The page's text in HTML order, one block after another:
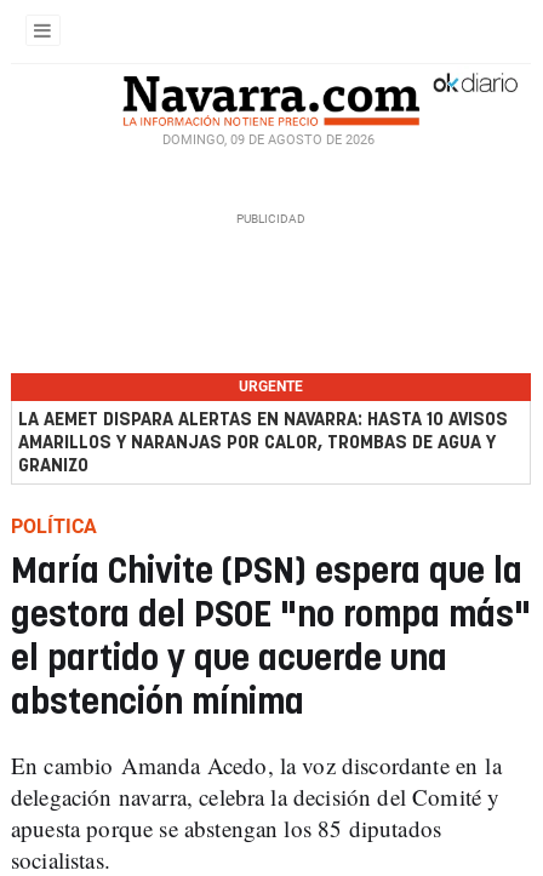
DOMINGO, 09 DE AGOSTO DE 2026
URGENTE
LA AEMET DISPARA ALERTAS EN NAVARRA: HASTA 10 AVISOS
AMARILLOS Y NARANJAS POR CALOR, TROMBAS DE AGUA Y
GRANIZO
POLÍTICA
María Chivite (PSN) espera que la
gestora del PSOE "no rompa más"
el partido y que acuerde una
abstención mínima
En cambio Amanda Acedo, la voz discordante en la
delegación navarra, celebra la decisión del Comité y
apuesta porque se abstengan los 85 diputados
socialistas.